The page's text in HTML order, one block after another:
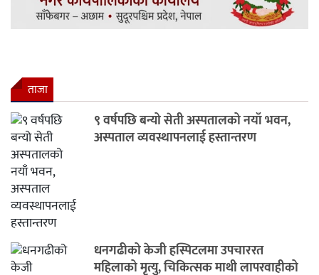
ताजा
९ वर्षपछि बन्यो सेती अस्पतालको नयाँ भवन,
अस्पताल व्यवस्थापनलाई हस्तान्तरण
धनगढीको केजी हस्पिटलमा उपचाररत
महिलाको मृत्यु, चिकित्सक माथी लापरवाहीको